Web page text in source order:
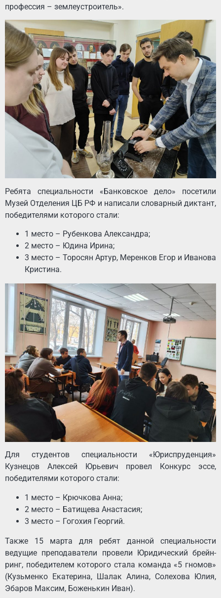
профессия – землеустроитель».
Ребята специальности «Банковское дело» посетили
Музей Отделения ЦБ РФ и написали словарный диктант,
победителями которого стали:
1 место – Рубенкова Александра;
2 место – Юдина Ирина;
3 место – Торосян Артур, Меренков Егор и Иванова
Кристина.
Для студентов специальности «Юриспруденция»
Кузнецов Алексей Юрьевич провел Конкурс эссе,
победителями которого стали:
1 место – Крючкова Анна;
2 место – Батищева Анастасия;
3 место – Гогохия Георгий.
Также 15 марта для ребят данной специальности
ведущие преподаватели провели Юридический брейн-
ринг, победителем которого стала команда «5 гномов»
(Кузьменко Екатерина, Шалак Алина, Солехова Юлия,
Эбаров Максим, Боженькин Иван).